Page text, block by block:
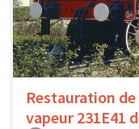
Restauration
vapeur 231E41